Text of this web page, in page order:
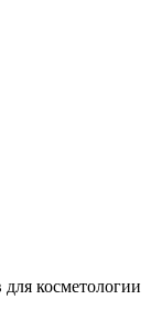
косметологии